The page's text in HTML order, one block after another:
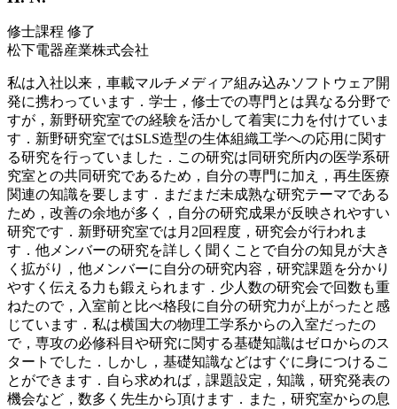
修士課程 修了
松下電器産業株式会社
私は入社以来，車載マルチメディア組み込みソフトウェア開
発に携わっています．学士，修士での専門とは異なる分野で
すが，新野研究室での経験を活かして着実に力を付けていま
す．新野研究室ではSLS造型の生体組織工学への応用に関す
る研究を行っていました．この研究は同研究所内の医学系研
究室との共同研究であるため，自分の専門に加え，再生医療
関連の知識を要します．まだまだ未成熟な研究テーマである
ため，改善の余地が多く，自分の研究成果が反映されやすい
研究です．新野研究室では月2回程度，研究会が行われま
す．他メンバーの研究を詳しく聞くことで自分の知見が大き
く拡がり，他メンバーに自分の研究内容，研究課題を分かり
やすく伝える力も鍛えられます．少人数の研究会で回数も重
ねたので，入室前と比べ格段に自分の研究力が上がったと感
じています．私は横国大の物理工学系からの入室だったの
で，専攻の必修科目や研究に関する基礎知識はゼロからのス
タートでした．しかし，基礎知識などはすぐに身につけるこ
とができます．自ら求めれば，課題設定，知識，研究発表の
機会など，数多く先生から頂けます．また，研究室からの息